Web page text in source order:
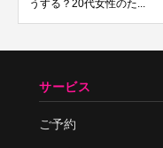
うする？20代女性のた...
サービス
ご予約